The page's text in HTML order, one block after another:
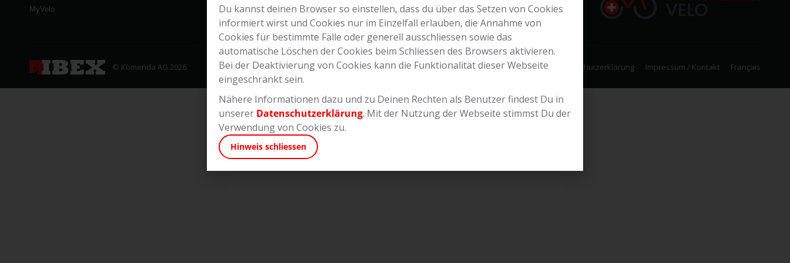
MyVelo
© Komenda AG 2026 Datenschutzerklärung Impressum / Kontakt Français
Du kannst deinen Browser so einstellen, dass du über das Setzen von Cookies
informiert wirst und Cookies nur im Einzelfall erlauben, die Annahme von
Cookies für bestimmte Fälle oder generell ausschliessen sowie das
automatische Löschen der Cookies beim Schliessen des Browsers aktivieren.
Bei der Deaktivierung von Cookies kann die Funktionalität dieser Webseite
eingeschränkt sein.
Nähere Informationen dazu und zu Deinen Rechten als Benutzer findest Du in
unserer Datenschutzerklärung. Mit der Nutzung der Webseite stimmst Du der
Verwendung von Cookies zu.
Hinweis schliessen